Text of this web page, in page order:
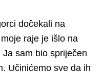
dočekali na
raje je išlo na
sam bio spriječen
Učinićemo sve da ih